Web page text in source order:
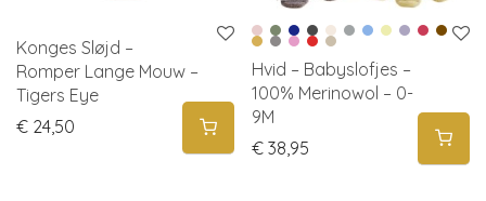
Konges Sløjd –
Romper Lange Mouw –
Tigers Eye
€ 24,50
Hvid – Babyslofjes –
100% Merinowol – 0-
9M
€ 38,95